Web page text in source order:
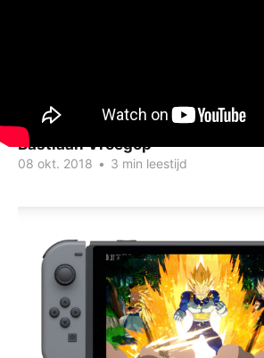
Bastiaan Vroegop
08 okt. 2018 • 3 min leestijd